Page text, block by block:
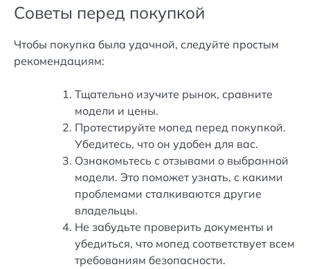
Советы перед покупкой
Чтобы покупка была удачной, следуйте простым
рекомендациям:
Тщательно изучите рынок, сравните
модели и цены.
Протестируйте мопед перед покупкой.
Убедитесь, что он удобен для вас.
Ознакомьтесь с отзывами о выбранной
модели. Это поможет узнать, с какими
проблемами сталкиваются другие
владельцы.
Не забудьте проверить документы и
убедиться, что мопед соответствует всем
требованиям безопасности.